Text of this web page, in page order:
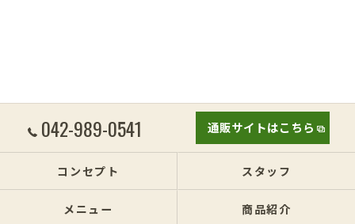
042-989-0541 通販サイトはこちら
コンセプト スタッフ
メニュー 商品紹介